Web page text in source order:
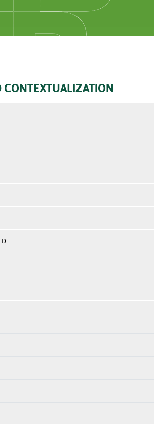
CONTEXTUALIZATION